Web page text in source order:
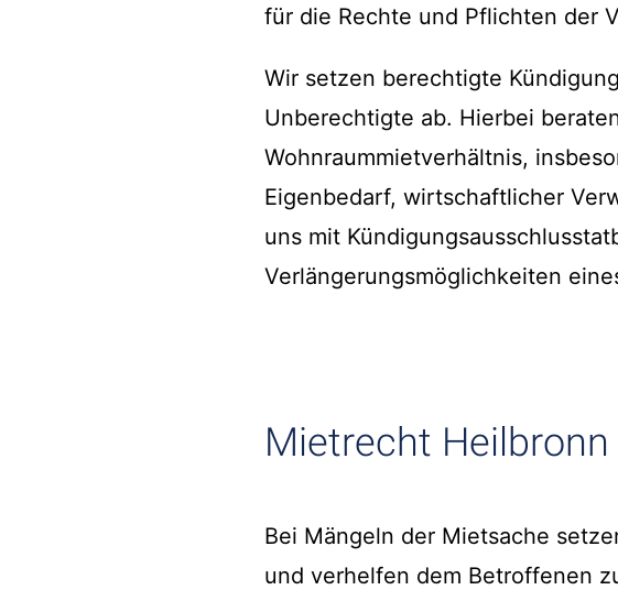
für die Rechte und Pflichten der
Wir setzen berechtigte
Unberechtigte ab. Hierbei
Wohnraummietverhältnis,
Eigenbedarf, wirtschaftlicher
uns mit
Verlängerungsmöglichkeiten
Mietrecht
Bei Mängeln der Mietsache
und verhelfen dem Betroffenen